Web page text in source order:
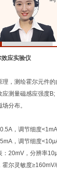
在线留言
效应实验仪
理，测绘霍尔元件的
应测量磁感应强度B;
分布。
，调节细度
，调节细度
：20mV，分辨率
尔灵敏度≥160mV/